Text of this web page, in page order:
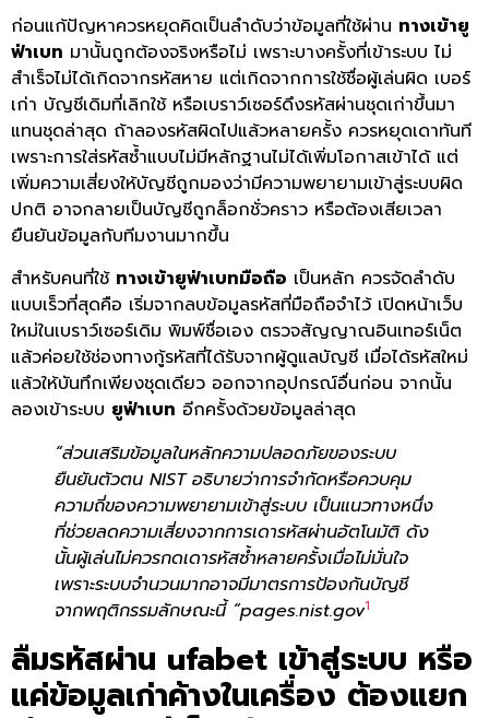
ก่อนแก้ปัญหาควรหยุดคิดเป็นลำดับว่าข้อมูลที่ใช้ผ่าน ทางเข้ายู
ฟ่าเบท มานั้นถูกต้องจริงหรือไม่ เพราะบางครั้งที่เข้าระบบ ไม่
สำเร็จไม่ได้เกิดจากรหัสหาย แต่เกิดจากการใช้ชื่อผู้เล่นผิด เบอร์
เก่า บัญชีเดิมที่เลิกใช้ หรือเบราว์เซอร์ดึงรหัสผ่านชุดเก่าขึ้นมา
แทนชุดล่าสุด ถ้าลองรหัสผิดไปแล้วหลายครั้ง ควรหยุดเดาทันที
เพราะการใส่รหัสซ้ำแบบไม่มีหลักฐานไม่ได้เพิ่มโอกาสเข้าได้ แต่
เพิ่มความเสี่ยงให้บัญชีถูกมองว่ามีความพยายามเข้าสู่ระบบผิด
ปกติ อาจกลายเป็นบัญชีถูกล็อกชั่วคราว หรือต้องเสียเวลา
ยืนยันข้อมูลกับทีมงานมากขึ้น
สำหรับคนที่ใช้ ทางเข้ายูฟ่าเบทมือถือ เป็นหลัก ควรจัดลำดับ
แบบเร็วที่สุดคือ เริ่มจากลบข้อมูลรหัสที่มือถือจำไว้ เปิดหน้าเว็บ
ใหม่ในเบราว์เซอร์เดิม พิมพ์ชื่อเอง ตรวจสัญญาณอินเทอร์เน็ต
แล้วค่อยใช้ช่องทางกู้รหัสที่ได้รับจากผู้ดูแลบัญชี เมื่อได้รหัสใหม่
แล้วให้บันทึกเพียงชุดเดียว ออกจากอุปกรณ์อื่นก่อน จากนั้น
ลองเข้าระบบ ยูฟ่าเบท อีกครั้งด้วยข้อมูลล่าสุด
“ส่วนเสริมข้อมูลในหลักความปลอดภัยของระบบ
ยืนยันตัวตน NIST อธิบายว่าการจำกัดหรือควบคุม
ความถี่ของความพยายามเข้าสู่ระบบ เป็นแนวทางหนึ่ง
ที่ช่วยลดความเสี่ยงจากการเดารหัสผ่านอัตโนมัติ ดัง
นั้นผู้เล่นไม่ควรกดเดารหัสซ้ำหลายครั้งเมื่อไม่มั่นใจ
เพราะระบบจำนวนมากอาจมีมาตรการป้องกันบัญชี
จากพฤติกรรมลักษณะนี้ “pages.nist.gov1
ลืมรหัสผ่าน ufabet เข้าสู่ระบบ หรือ
แค่ข้อมูลเก่าค้างในเครื่อง ต้องแยก